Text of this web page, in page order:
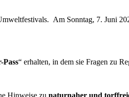
Am Sonntag, 7. Juni
Pass“ erhalten, in dem sie Fragen zu
Hinweise zu naturnaher und